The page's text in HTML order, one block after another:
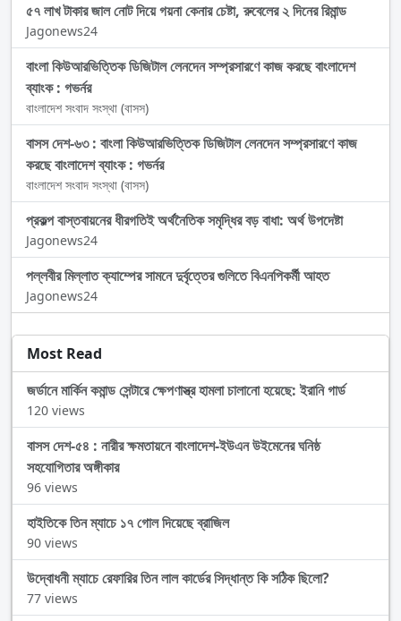
৫৭ লাখ টাকার জাল নোট দিয়ে গয়না কেনার চেষ্টা, রুবেলের ২ দিনের রিমান্ড
Jagonews24
বাংলা কিউআরভিত্তিক ডিজিটাল লেনদেন সম্প্রসারণে কাজ করছে বাংলাদেশ
ব্যাংক : গভর্নর
বাংলাদেশ সংবাদ সংস্থা (বাসস)
বাসস দেশ-৬৩ : বাংলা কিউআরভিত্তিক ডিজিটাল লেনদেন সম্প্রসারণে কাজ
করছে বাংলাদেশ ব্যাংক : গভর্নর
বাংলাদেশ সংবাদ সংস্থা (বাসস)
প্রকল্প বাস্তবায়নের ধীরগতিই অর্থনৈতিক সমৃদ্ধির বড় বাধা: অর্থ উপদেষ্টা
Jagonews24
পল্লবীর মিল্লাত ক্যাম্পের সামনে দুর্বৃত্তের গুলিতে বিএনপিকর্মী আহত
Jagonews24
Most Read
জর্ডানে মার্কিন কমান্ড সেন্টারে ক্ষেপণাস্ত্র হামলা চালানো হয়েছে: ইরানি গার্ড
120 views
বাসস দেশ-৫৪ : নারীর ক্ষমতায়নে বাংলাদেশ-ইউএন উইমেনের ঘনিষ্ঠ
সহযোগিতার অঙ্গীকার
96 views
হাইতিকে তিন ম্যাচে ১৭ গোল দিয়েছে ব্রাজিল
90 views
উদ্বোধনী ম্যাচে রেফারির তিন লাল কার্ডের সিদ্ধান্ত কি সঠিক ছিলো?
77 views